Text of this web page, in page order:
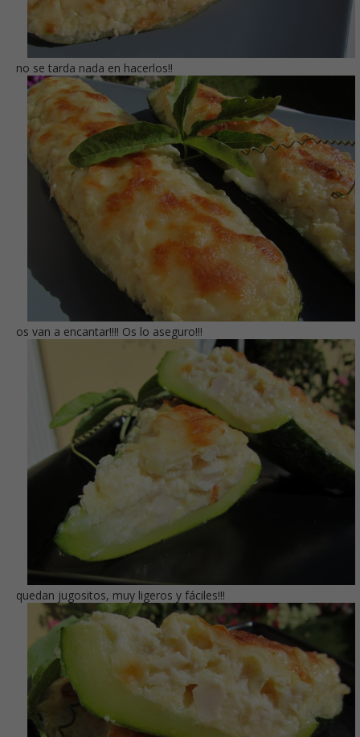
no se tarda nada en hacerlos!!
os van a encantar!!!! Os lo aseguro!!!
quedan jugositos, muy ligeros y fáciles!!!